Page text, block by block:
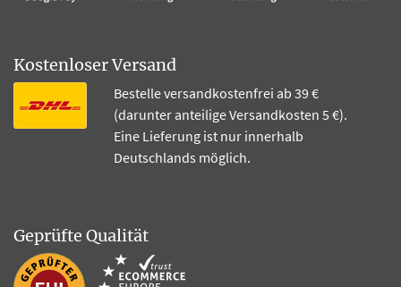
Kostenloser Versand
Bestelle versandkostenfrei ab 39 €
(darunter anteilige Versandkosten 5 €).
Eine Lieferung ist nur innerhalb
Deutschlands möglich.
Geprüfte Qualität